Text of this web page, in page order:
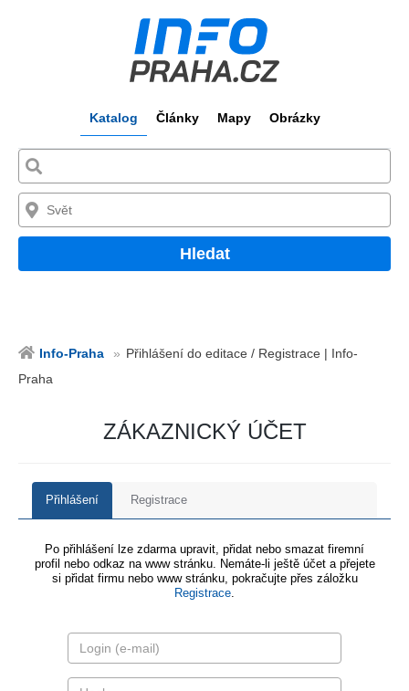
Katalog Články Mapy Obrázky
Hledat
Info-Praha
Přihlášení do editace / Registrace | Info-
Praha
ZÁKAZNICKÝ ÚČET
Přihlášení Registrace
Po přihlášení lze zdarma upravit, přidat nebo smazat firemní
profil nebo odkaz na www stránku. Nemáte-li ještě účet a přejete
si přidat firmu nebo www stránku, pokračujte přes záložku
Registrace.